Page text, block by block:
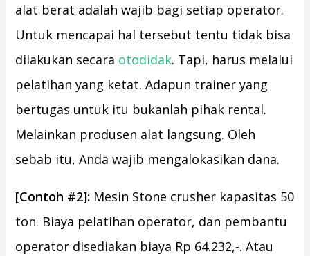
alat berat adalah wajib bagi setiap operator.
Untuk mencapai hal tersebut tentu tidak bisa
dilakukan secara otodidak. Tapi, harus melalui
pelatihan yang ketat. Adapun trainer yang
bertugas untuk itu bukanlah pihak rental.
Melainkan produsen alat langsung. Oleh
sebab itu, Anda wajib mengalokasikan dana.
[Contoh #2]: Mesin Stone crusher kapasitas 50
ton. Biaya pelatihan operator, dan pembantu
operator disediakan biaya Rp 64.232,-. Atau